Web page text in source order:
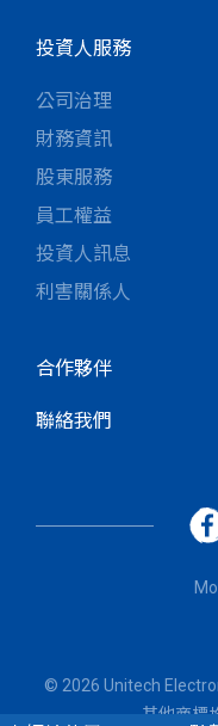
投資人服務
公司治理
財務資訊
股東服務
員工權益
投資人訊息
利害關係人
合作夥伴
聯絡我們
© 2026 Unitech
其他商標